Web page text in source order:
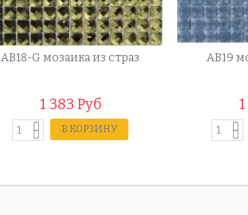
AB18-G мозаика из страз
1 383 Руб
В КОРЗИНУ
AB19